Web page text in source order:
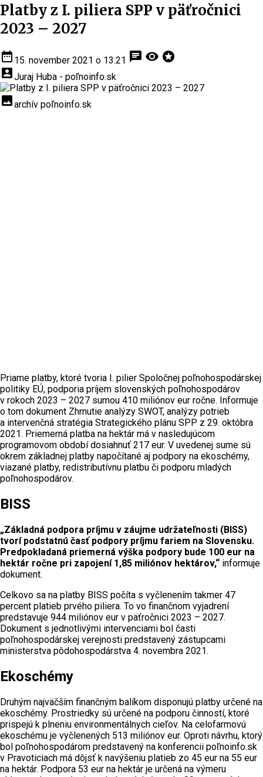
Platby z I. piliera SPP v päťročnici
2023 – 2027
date_range 15. november 2021 o 13:21 chat visibility stars
account_boxJuraj Huba - poľnoinfo.sk
insert_photoarchív poľnoinfo.sk
Priame platby, ktoré tvoria I. pilier Spoločnej poľnohospodárskej
politiky EÚ, podporia príjem slovenských poľnohospodárov
v rokoch 2023 – 2027 sumou 410 miliónov eur ročne. Informuje
o tom dokument Zhrnutie analýzy SWOT, analýzy potrieb
a intervenčná stratégia Strategického plánu SPP z 29. októbra
2021. Priemerná platba na hektár má v nasledujúcom
programovom období dosiahnuť 217 eur. V uvedenej sume sú
okrem základnej platby napočítané aj podpory na ekoschémy,
viazané platby, redistributívnu platbu či podporu mladých
poľnohospodárov.
BISS
„Základná podpora príjmu v záujme udržateľnosti (BISS)
tvorí podstatnú časť podpory príjmu fariem na Slovensku.
Predpokladaná priemerná výška podpory bude 100 eur na
hektár ročne pri zapojení 1,85 miliónov hektárov,“ informuje
dokument.
Celkovo sa na platby BISS počíta s vyčlenením takmer 47
percent platieb prvého piliera. To vo finančnom vyjadrení
predstavuje 944 miliónov eur v päťročnici 2023 – 2027.
Dokument s jednotlivými intervenciami bol časti
poľnohospodárskej verejnosti predstavený zástupcami
ministerstva pôdohospodárstva 4. novembra 2021.
Ekoschémy
Druhým najväčším finančným balíkom disponujú platby určené na
ekoschémy. Prostriedky sú určené na podporu činností, ktoré
prispejú k plneniu environmentálnych cieľov. Na celofarmovú
ekoschému je vyčlenených 513 miliónov eur. Oproti návrhu, ktorý
bol poľnohospodárom predstavený na konferencii poľnoinfo.sk
v Pravoticiach má dôjsť k navýšeniu platieb zo 45 eur na 55 eur
na hektár. Podpora 53 eur na hektár je určená na výmeru